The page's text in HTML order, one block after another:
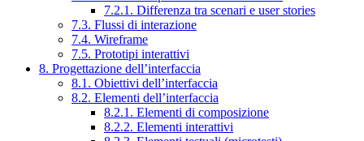
7.2.1. Differenza tra scenari e user stories
7.3. Flussi di interazione
7.4. Wireframe
7.5. Prototipi interattivi
8. Progettazione dell’interfaccia
8.1. Obiettivi dell’interfaccia
8.2. Elementi dell’interfaccia
8.2.1. Elementi di composizione
8.2.2. Elementi interattivi